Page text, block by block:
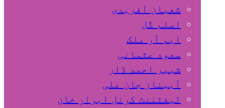
شعبان آفریدی
اسلم گل
ایم آر ملک
سعود عثمانی
شبیر احمد ڈار
آبیناز جان علی
لیفٹننٹ کرنل ابرار خان